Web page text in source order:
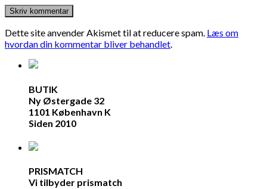
Dette site anvender Akismet til at reducere spam. Læs om
hvordan din kommentar bliver behandlet.
BUTIK
Ny Østergade 32
1101 København K
Siden 2010
PRISMATCH
Vi tilbyder prismatch